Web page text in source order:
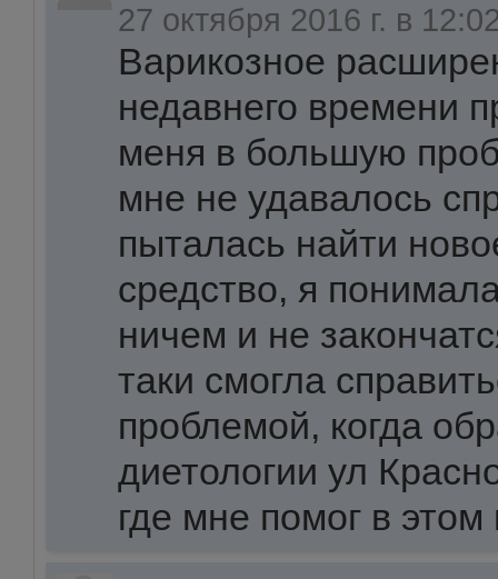
27 октября 2016 г. в
Варикозное
недавнего времени
меня в большую
мне не удавалось
пыталась найти
средство, я
ничем и не
таки смогла
проблемой, когда
диетологии ул
где мне помог в